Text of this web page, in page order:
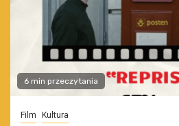
6 min przeczytania
Film Kultura